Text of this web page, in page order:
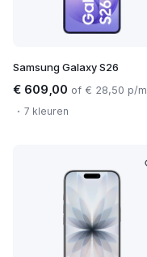
Samsung Galaxy S26
€ 609,00 of € 28,50 p/m
7 kleuren